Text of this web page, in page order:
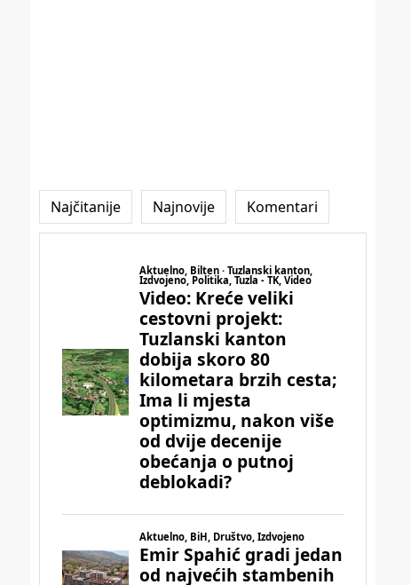
Najčitanije Najnovije Komentari